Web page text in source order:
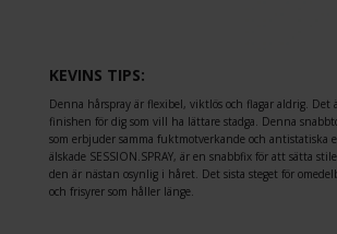
KEVINS TIPS:
Denna hårspray är flexibel, viktlös och flagar aldrig. Det
finishen för dig som vill ha lättare stadga. Denna
som erbjuder samma fuktmotverkande och antistatiska
älskade SESSION.SPRAY, är en snabbfix för att sätta
den är nästan osynlig i håret. Det sista steget för
och frisyrer som håller länge.